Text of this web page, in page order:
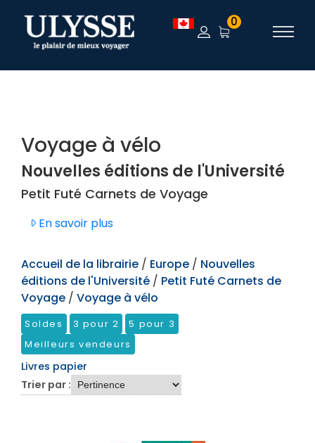
TEST 0
Voyage à vélo
Nouvelles éditions de l'Université
Petit Futé Carnets de Voyage
En savoir plus
Accueil de la librairie / Europe / Nouvelles
éditions de l'Université / Petit Futé Carnets de
Voyage / Voyage à vélo
Soldes 3 pour 2
5 pour 3
Meilleurs vendeurs
Livres papier
Trier par :